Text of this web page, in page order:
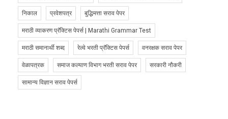
निकाल प्रवेशपत्र बुद्धिमत्ता सराव पेपर
मराठी व्याकरण प्रॅक्टिस पेपर्स | Marathi Grammar Test
मराठी समानार्थी शब्द रेल्वे भरती प्रॅक्टिस पेपर्स वनरक्षक सराव पेपर
वेळापत्रक समाज कल्याण विभाग भरती सराव पेपर सरकारी नौकरी
सामान्य विज्ञान सराव पेपर्स